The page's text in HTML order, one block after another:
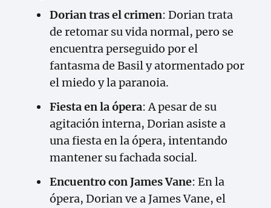
Dorian tras el crimen: Dorian trata
de retomar su vida normal, pero se
encuentra perseguido por el
fantasma de Basil y atormentado por
el miedo y la paranoia.
Fiesta en la ópera: A pesar de su
agitación interna, Dorian asiste a
una fiesta en la ópera, intentando
mantener su fachada social.
Encuentro con James Vane: En la
ópera, Dorian ve a James Vane, el